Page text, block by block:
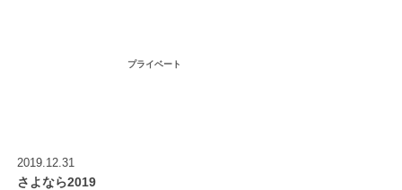
プライベート
2019.12.31
さよなら2019